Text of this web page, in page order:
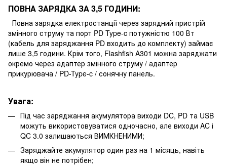
ПОВНА ЗАРЯДКА ЗА 3,5 ГОДИНИ:
Повна зарядка електростанції через зарядний пристрій
змінного струму та порт PD Type-c потужністю 100 Вт
(кабель для заряджання PD входить до комплекту) займає
лише 3,5 години. Крім того, Flashfish A301 можна заряджати
окремо через адаптер змінного струму / адаптер
прикурювача / PD-Type-c / сонячну панель.
Увага:
Під час заряджання акумулятора виходи DC, PD та USB
можуть використовуватися одночасно, але виходи AC і
QC 3.0 залишаються ВИМКНЕНИМИ;
Заряджайте акумулятор один раз на 1 місяць, навіть
якщо він не потрібен;